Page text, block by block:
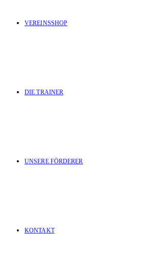
VEREINSSHOP
DIE TRAINER
UNSERE FÖRDERER
KONTAKT